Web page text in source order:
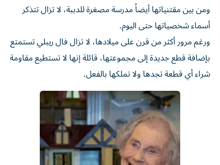
ومن بين مقتنياتها أيضاً مدرسة مصغرة للدببة، لا تزال تتذكر
أسماء شخصياتها حتى اليوم.
ورغم مرور أكثر من قرن على ميلادها، لا تزال فال ريبلي تستمتع
بإضافة قطع جديدة إلى مجموعتها، قائلة إنها لا تستطيع مقاومة
شراء أي قطعة تجدها ولا تملكها بالفعل.